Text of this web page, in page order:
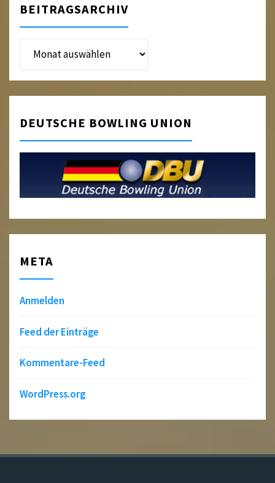
BEITRAGSARCHIV
Beitragsarchiv
DEUTSCHE BOWLING UNION
META
Anmelden
Feed der Einträge
Kommentare-Feed
WordPress.org